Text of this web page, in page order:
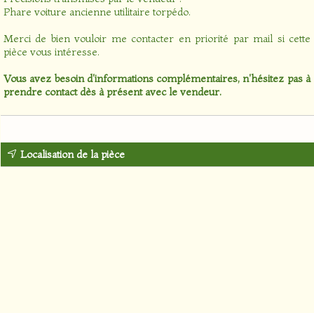
Phare voiture ancienne utilitaire torpédo.
Merci de bien vouloir me contacter en priorité par mail si cette
pièce vous intéresse.
Vous avez besoin d'informations complémentaires, n'hésitez pas à
prendre contact dès à présent avec le vendeur.
Localisation de la pièce